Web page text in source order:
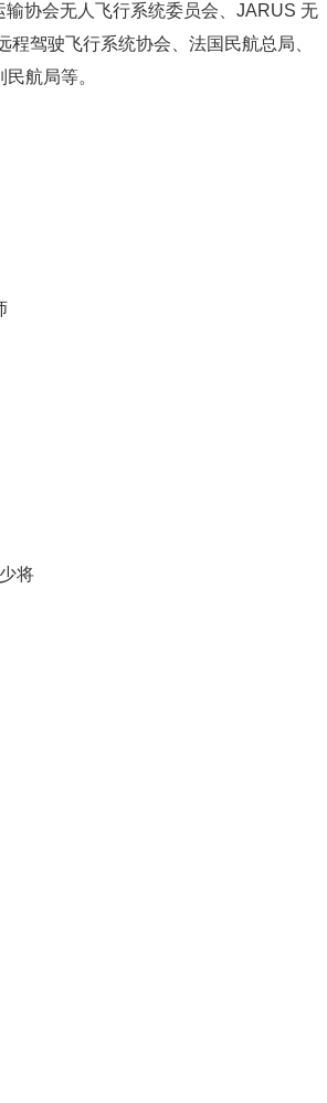
协会无人飞行系统委员会、JARUS 无
驾驶飞行系统协会、法国民航总局、
航局等。
将